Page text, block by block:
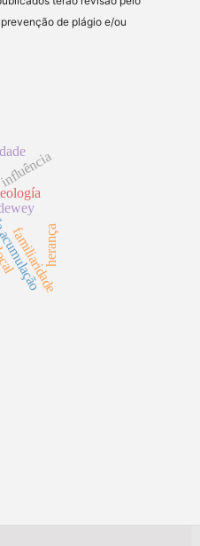
de plágio e/ou
familiaridade
herança